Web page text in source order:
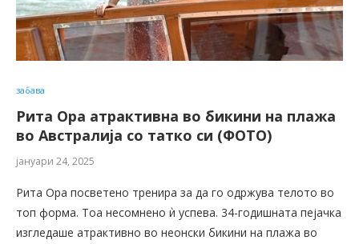
забава
Рита Ора атрактивна во бикини на плажа
во Австралија со татко си (ФОТО)
јануари 24, 2025
Рита Ора посветено тренира за да го одржува телото во
топ форма. Тоа несомнено ѝ успева. 34-годишната пејачка
изгледаше атрактивно во неонски бикини на плажа во